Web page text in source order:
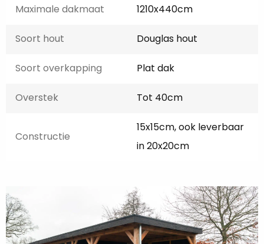
heel Nederland! Kom gerust langs in onze showroom
hieronder.
Een overkapping met een plat dak is een ideale
bescherming tegen alle weersomstandigheden en kan
waar je altijd fijn kunt zitten. De tuin krijgt ook meteen
een andere uitstraling wanneer er een overkapping
staat. Het creëert sfeer en zo kun je nog meer genieten
Maximale dakmaat 1210x440cm
Soort hout Douglas hout
Soort overkapping Plat dak
Overstek Tot 40cm
Constructie
15x15cm, ook leverbaar
in 20x20cm